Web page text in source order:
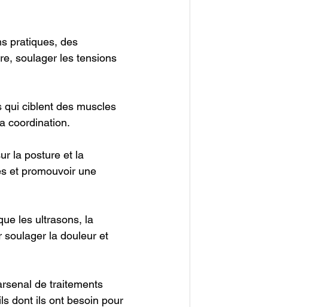
pratiques, des
soulager les tensions
qui ciblent des muscles
coordination.
la posture et la
et promouvoir une
les ultrasons, la
soulager la douleur et
de traitements
dont ils ont besoin pour